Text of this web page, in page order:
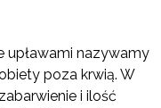
upławami nazywamy
poza krwią. W
i ilość